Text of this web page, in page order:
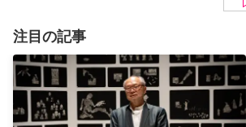
注目の記事